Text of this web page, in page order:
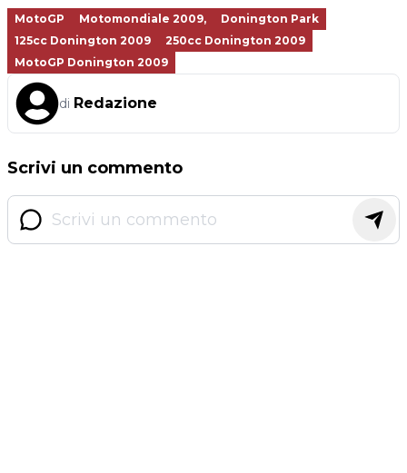
MotoGP Motomondiale 2009,
Donington Park
125cc Donington 2009
250cc Donington 2009
MotoGP Donington 2009
di Redazione
Scrivi un commento